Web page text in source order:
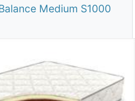
Medium S1000